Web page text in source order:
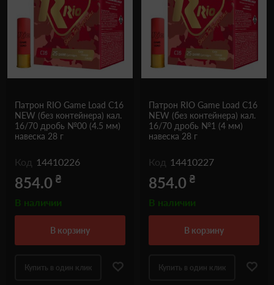
Патрон RIO Game Load C16
NEW (без контейнера) кал.
16/70 дробь №00 (4.5 мм)
навеска 28 г
Код 14410226
854.0 ₴
В наличии
в корзину
Купить в один клик
Патрон RIO Game Load C16
NEW (без контейнера) кал.
16/70 дробь №1 (4 мм)
навеска 28 г
Код 14410227
854.0 ₴
В наличии
в корзину
Купить в один клик